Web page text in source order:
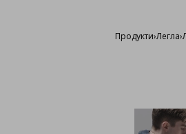
Продукти›Легла›